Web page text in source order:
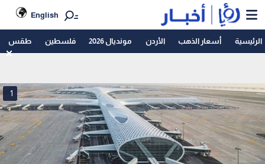
English
الرئيسية أسعار الذهب الأردن مونديال 2026 فلسطين طقس
1